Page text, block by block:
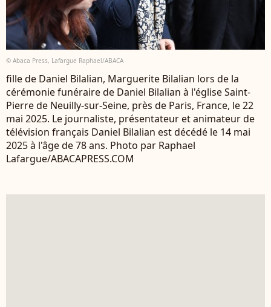
© Abaca Press, Lafargue Raphael/ABACA
fille de Daniel Bilalian, Marguerite Bilalian lors de la
cérémonie funéraire de Daniel Bilalian à l'église Saint-
Pierre de Neuilly-sur-Seine, près de Paris, France, le 22
mai 2025. Le journaliste, présentateur et animateur de
télévision français Daniel Bilalian est décédé le 14 mai
2025 à l'âge de 78 ans. Photo par Raphael
Lafargue/ABACAPRESS.COM